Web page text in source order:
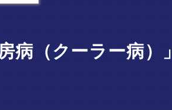
（クーラー病）